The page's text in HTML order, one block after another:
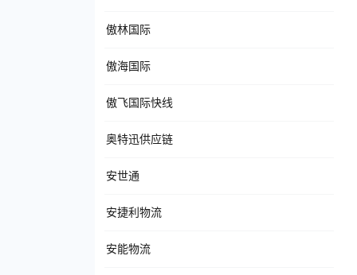
傲林国际
傲海国际
傲飞国际快线
奥特迅供应链
安世通
安捷利物流
安能物流